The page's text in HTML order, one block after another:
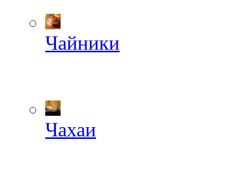
Чайники
Чахаи